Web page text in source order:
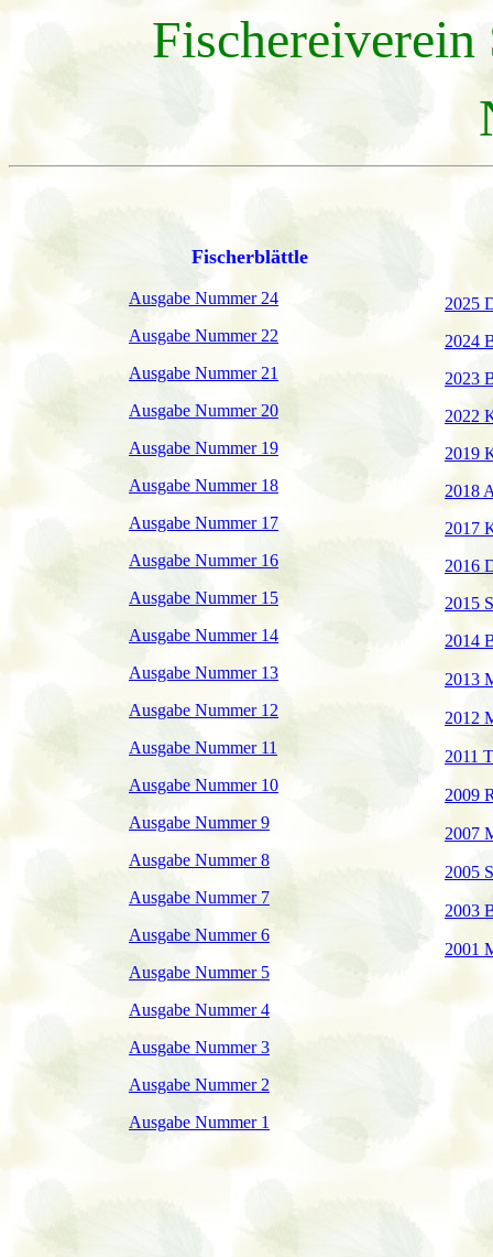
Fischereiverein
2025
2024
2023
2022
2019
2018
2017
2016
2015
2014
2013
2012
2011
2009
2007
2005
2003
2001
Fischerblättle
Ausgabe Nummer 24
Ausgabe Nummer 22
Ausgabe Nummer 21
Ausgabe Nummer 20
Ausgabe Nummer 19
Ausgabe Nummer 18
Ausgabe Nummer 17
Ausgabe Nummer 16
Ausgabe Nummer 15
Ausgabe Nummer 14
Ausgabe Nummer 13
Ausgabe Nummer 12
Ausgabe Nummer 11
Ausgabe Nummer 10
Ausgabe Nummer 9
Ausgabe Nummer 8
Ausgabe Nummer 7
Ausgabe Nummer 6
Ausgabe Nummer 5
Ausgabe Nummer 4
Ausgabe Nummer 3
Ausgabe Nummer 2
Ausgabe Nummer 1